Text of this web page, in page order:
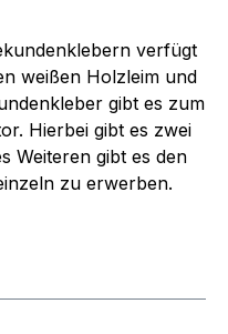
verfügt
weißen Holzleim und
gibt es zum
Hierbei gibt es zwei
Weiteren gibt es den
zu erwerben.